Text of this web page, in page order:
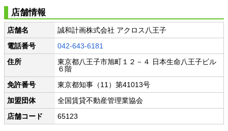
店舗情報
店舗名
誠和計画株式会社 アクロス八王子
電話番号
042-643-6181
住所
東京都八王子市旭町１２－４ 日本生命八王子ビル
６階
免許番号
東京都知事（11）第41013号
加盟団体
全国賃貸不動産管理業協会
店舗コード
65123